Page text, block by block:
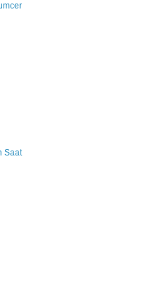
Saat